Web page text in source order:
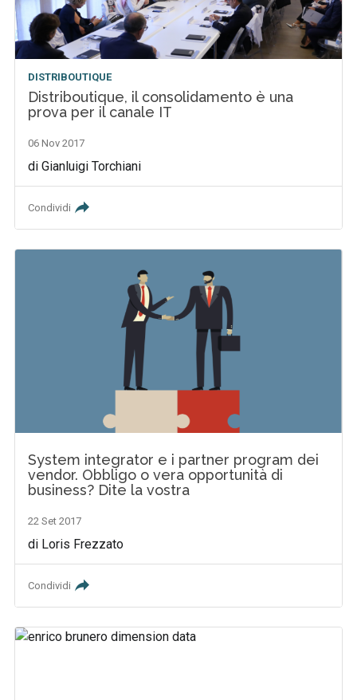
DISTRIBOUTIQUE
Distriboutique, il consolidamento è una
prova per il canale IT
06 Nov 2017
di Gianluigi Torchiani
Condividi
System integrator e i partner program dei
vendor. Obbligo o vera opportunità di
business? Dite la vostra
22 Set 2017
di Loris Frezzato
Condividi